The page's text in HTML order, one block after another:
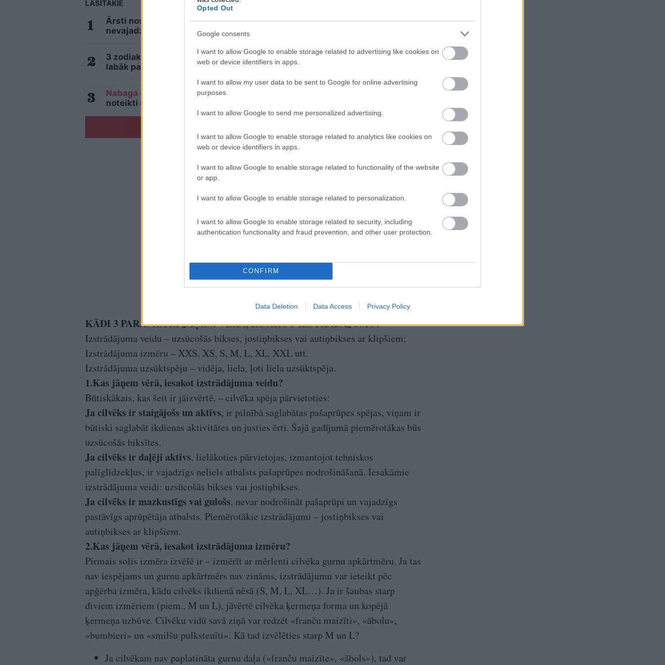
Opted Out
Google consents
I want to allow Google to enable storage related to advertising like cookies on
web or device identifiers in apps.
I want to allow my user data to be sent to Google for online advertising
purposes.
I want to allow Google to send me personalized advertising.
I want to allow Google to enable storage related to analytics like cookies on
web or device identifiers in apps.
I want to allow Google to enable storage related to functionality of the website
or app.
I want to allow Google to enable storage related to personalization.
I want to allow Google to enable storage related to security, including
authentication functionality and fraud prevention, and other user protection.
CONFIRM
Data Deletion Data Access Privacy Policy
LASĪTĀKIE
Ārsti nosauc četrus augļus ar kuru ēšanu pēc 45 gadu vecuma
nevajadzētu pārlieku aizrauties
3 zodiaka zīmes šajā nedēļas nogalē kārtīgi “nodos uguņus”, bet vienai –
labāk palikt mājās
Nabaga cilvēks! “Pepco” veikalā kāds pircējs dabūjis dzirdēt to, ko viņam
noteikti nebūtu jādzird
KĀDI 3 PARAMETRI JĀŅEM VĒRĀ, IESAKOT IZSTRĀDĀJUMU?
Izstrādājuma veidu – uzsūcošās bikses, jostiņbikses vai autiņbikses ar klipšiem;
Izstrādājuma izmēru – XXS, XS, S, M, L, XL, XXL utt.
Izstrādājuma uzsūktspēju – vidēja, liela, ļoti liela uzsūktspēja.
1.Kas jāņem vērā, iesakot izstrādājuma veidu?
Būtiskākais, kas šeit ir jāizvērtē, – cilvēka spēja pārvietoties:
Ja cilvēks ir staigājošs un aktīvs, ir pilnībā saglabātas pašaprūpes spējas, viņam ir
būtiski saglabāt ikdienas aktivitātes un justies ērti. Šajā gadījumā piemērotākas būs
uzsūcošās biksītes.
Ja cilvēks ir daļēji aktīvs, lielākoties pārvietojas, izmantojot tehniskos
palīglīdzekļus, ir vajadzīgs neliels atbalsts pašaprūpes nodrošināšanā. Iesakāmie
izstrādājuma veidi: uzsūcošās bikses vai jostiņbikses.
Ja cilvēks ir mazkustīgs vai gulošs, nevar nodrošināt pašaprūpi un vajadzīgs
pastāvīgs aprūpētāja atbalsts. Piemērotākie izstrādājumi – jostiņbikses vai
autiņbikses ar klipšiem.
2.Kas jāņem vērā, iesakot izstrādājuma izmēru?
Pirmais solis izmēra izvēlē ir – izmērīt ar mērlenti cilvēka gurnu apkārtmēru. Ja tas
nav iespējams un gurnu apkārtmērs nav zināms, izstrādājumu var ieteikt pēc
apģērba izmēra, kādu cilvēks ikdienā nēsā (S, M, L, XL…). Ja ir šaubas starp
diviem izmēriem (piem., M un L), jāvērtē cilvēka ķermeņa forma un kopējā
ķermeņa uzbūve. Cilvēku vidū savā ziņā var redzēt «franču maizīti», «ābolu»,
«bumbieri» un «smilšu pulkstenīti». Kā tad izvēlēties starp M un L?
Ja cilvēkam nav paplatināta gurnu daļa («franču maizīte», «ābols»), tad var